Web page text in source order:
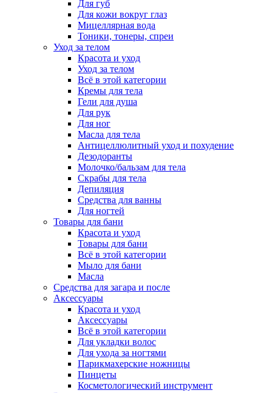
Для губ
Для кожи вокруг глаз
Мицеллярная вода
Тоники, тонеры, спреи
Уход за телом
Красота и уход
Уход за телом
Всё в этой категории
Кремы для тела
Гели для душа
Для рук
Для ног
Масла для тела
Антицеллюлитный уход и похудение
Дезодоранты
Молочко/бальзам для тела
Скрабы для тела
Депиляция
Средства для ванны
Для ногтей
Товары для бани
Красота и уход
Товары для бани
Всё в этой категории
Мыло для бани
Масла
Средства для загара и после
Аксессуары
Красота и уход
Аксессуары
Всё в этой категории
Для укладки волос
Для ухода за ногтями
Парикмахерские ножницы
Пинцеты
Косметологический инструмент